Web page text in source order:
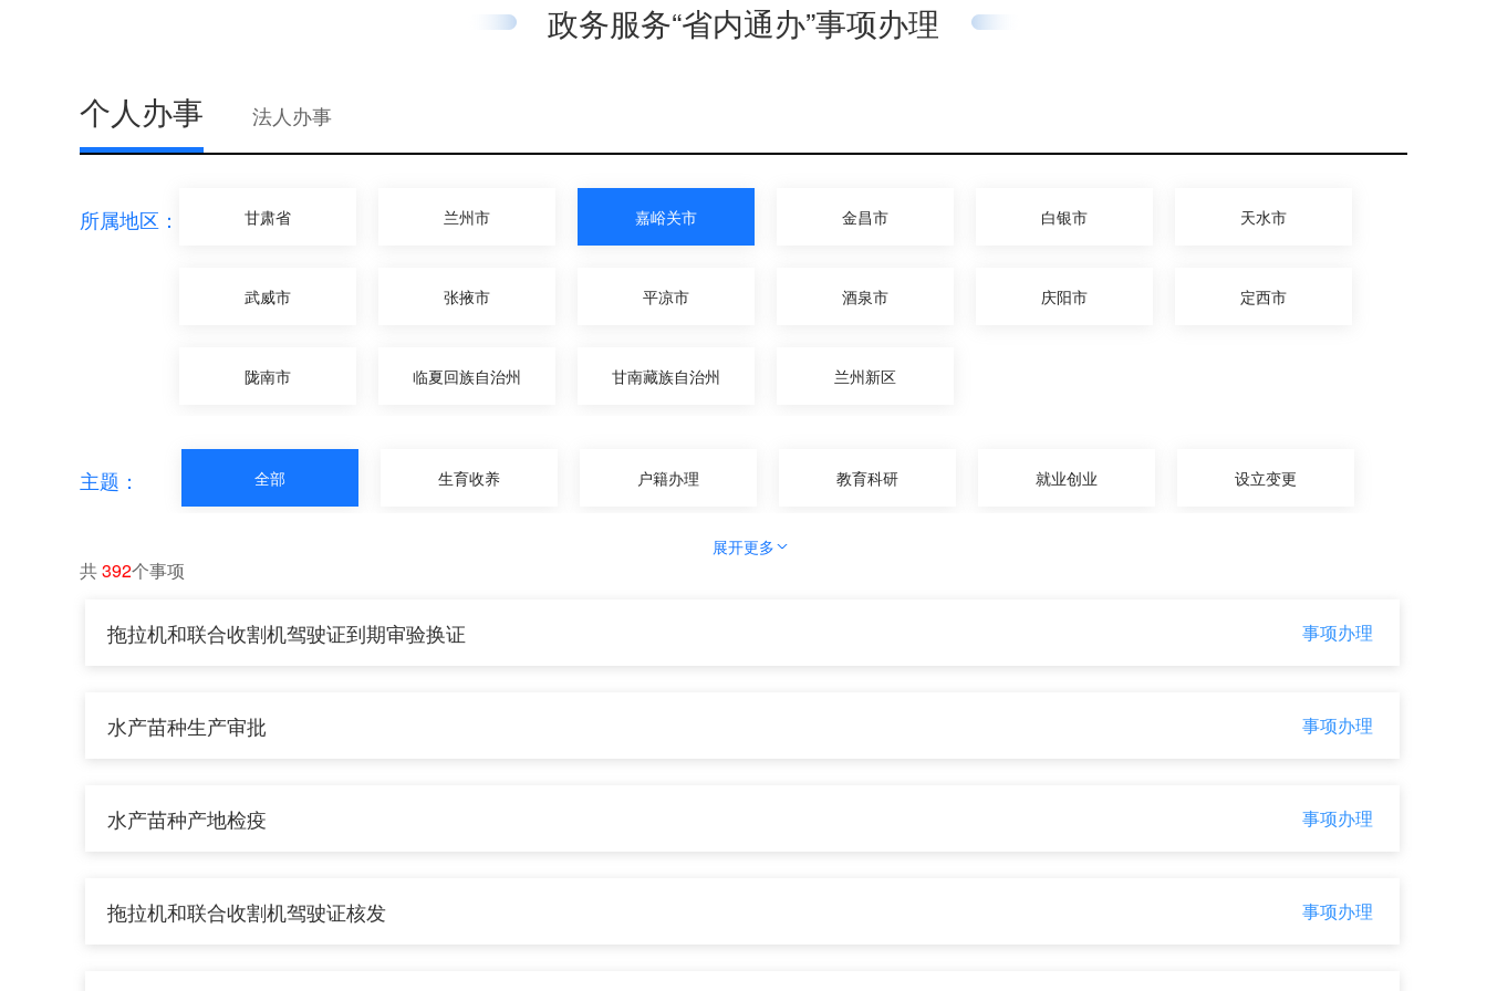
政务服务“省内通办”事项办理
个人办事
法人办事
所属地区： 甘肃省 兰州市 嘉峪关市 金昌市 白银市 天水市
武威市 张掖市 平凉市 酒泉市 庆阳市 定西市
陇南市 临夏回族自治州 甘南藏族自治州 兰州新区
主题： 全部 生育收养 户籍办理 教育科研 就业创业 设立变更
证件办理 交通出行
知识产权
其他
展开更多
共392个事项
拖拉机和联合收割机驾驶证到期审验换证 事项办理
水产苗种生产审批 事项办理
水产苗种产地检疫 事项办理
拖拉机和联合收割机驾驶证核发 事项办理